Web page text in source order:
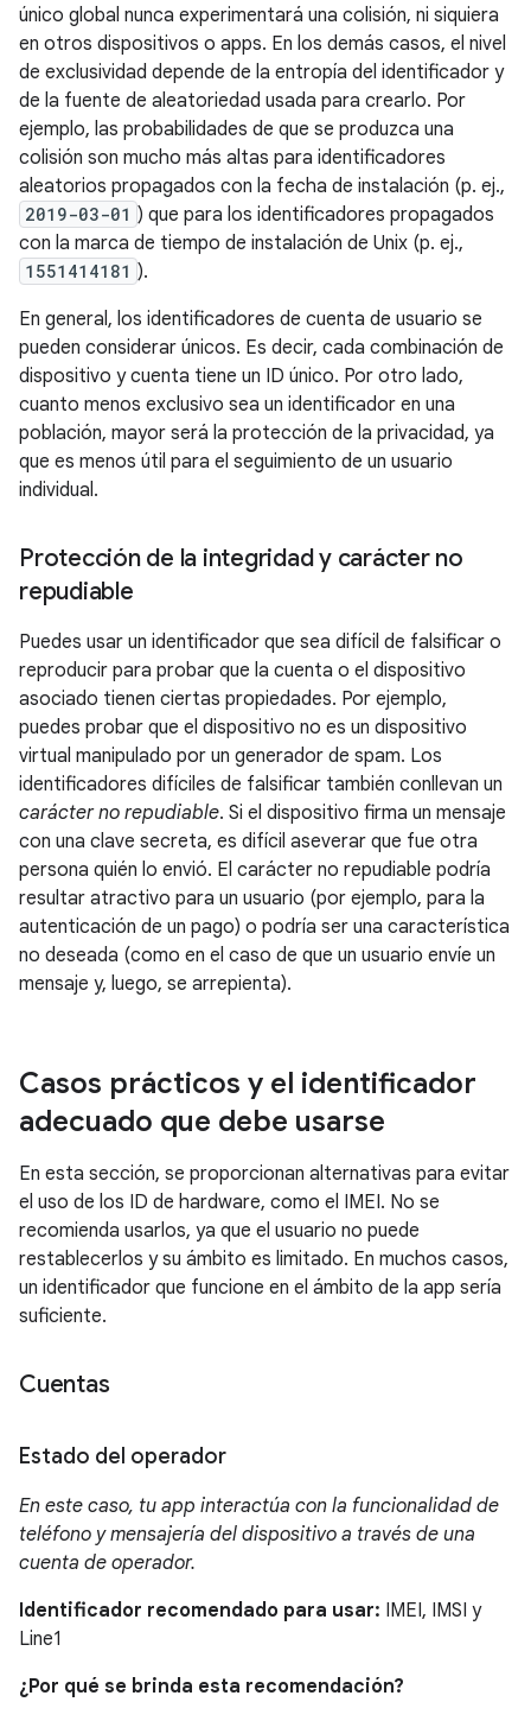
único global nunca experimentará una colisión, ni siquiera
en otros dispositivos o apps. En los demás casos, el nivel
de exclusividad depende de la entropía del identificador y
de la fuente de aleatoriedad usada para crearlo. Por
ejemplo, las probabilidades de que se produzca una
colisión son mucho más altas para identificadores
aleatorios propagados con la fecha de instalación (p. ej.,
2019-03-01 ) que para los identificadores propagados
con la marca de tiempo de instalación de Unix (p. ej.,
1551414181 ).
En general, los identificadores de cuenta de usuario se
pueden considerar únicos. Es decir, cada combinación de
dispositivo y cuenta tiene un ID único. Por otro lado,
cuanto menos exclusivo sea un identificador en una
población, mayor será la protección de la privacidad, ya
que es menos útil para el seguimiento de un usuario
individual.
Protección de la integridad y carácter no
repudiable
Puedes usar un identificador que sea difícil de falsificar o
reproducir para probar que la cuenta o el dispositivo
asociado tienen ciertas propiedades. Por ejemplo,
puedes probar que el dispositivo no es un dispositivo
virtual manipulado por un generador de spam. Los
identificadores difíciles de falsificar también conllevan un
carácter no repudiable. Si el dispositivo firma un mensaje
con una clave secreta, es difícil aseverar que fue otra
persona quién lo envió. El carácter no repudiable podría
resultar atractivo para un usuario (por ejemplo, para la
autenticación de un pago) o podría ser una característica
no deseada (como en el caso de que un usuario envíe un
mensaje y, luego, se arrepienta).
Casos prácticos y el identificador
adecuado que debe usarse
En esta sección, se proporcionan alternativas para evitar
el uso de los ID de hardware, como el IMEI. No se
recomienda usarlos, ya que el usuario no puede
restablecerlos y su ámbito es limitado. En muchos casos,
un identificador que funcione en el ámbito de la app sería
suficiente.
Cuentas
Estado del operador
En este caso, tu app interactúa con la funcionalidad de
teléfono y mensajería del dispositivo a través de una
cuenta de operador.
Identificador recomendado para usar: IMEI, IMSI y
Line1
¿Por qué se brinda esta recomendación?